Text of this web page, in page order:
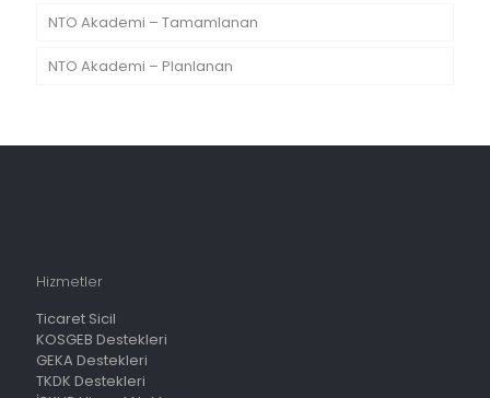
NTO Akademi – Tamamlanan
NTO Akademi – Planlanan
Hizmetler
Ticaret Sicil
KOSGEB Destekleri
GEKA Destekleri
TKDK Destekleri